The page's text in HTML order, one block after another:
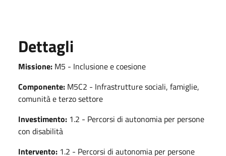
Dettagli
Missione: M5 - Inclusione e coesione
Componente: M5C2 - Infrastrutture sociali, famiglie,
comunità e terzo settore
Investimento: 1.2 - Percorsi di autonomia per persone
con disabilità
Intervento: 1.2 - Percorsi di autonomia per persone